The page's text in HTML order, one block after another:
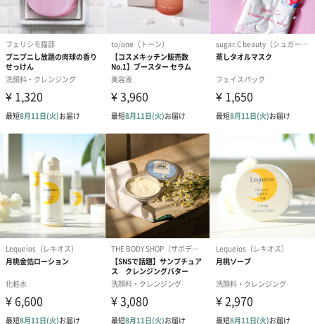
す。
写真付きメッセージカ
ード（680円）
写真付きメッセージカ
ード（Thank you）ピ
ンク（680円）
【誕生日】
Birthday ホワ
刷なし）（
ラッピング
ギフトラッピングを施してお届けいたします。